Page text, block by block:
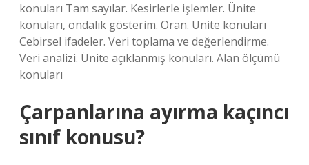
konuları Tam sayılar. Kesirlerle işlemler. Ünite
konuları, ondalık gösterim. Oran. Ünite konuları
Cebirsel ifadeler. Veri toplama ve değerlendirme.
Veri analizi. Ünite açıklanmış konuları. Alan ölçümü
konuları
Çarpanlarına ayırma kaçıncı
sınıf konusu?